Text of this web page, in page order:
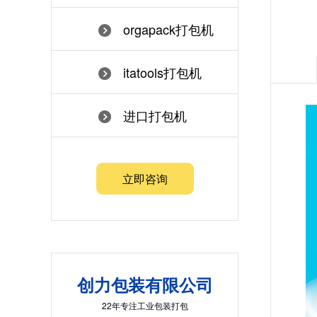
orgapack打包机
itatools打包机
进口打包机
立即咨询
创力包装有限公司
22年专注工业包装打包